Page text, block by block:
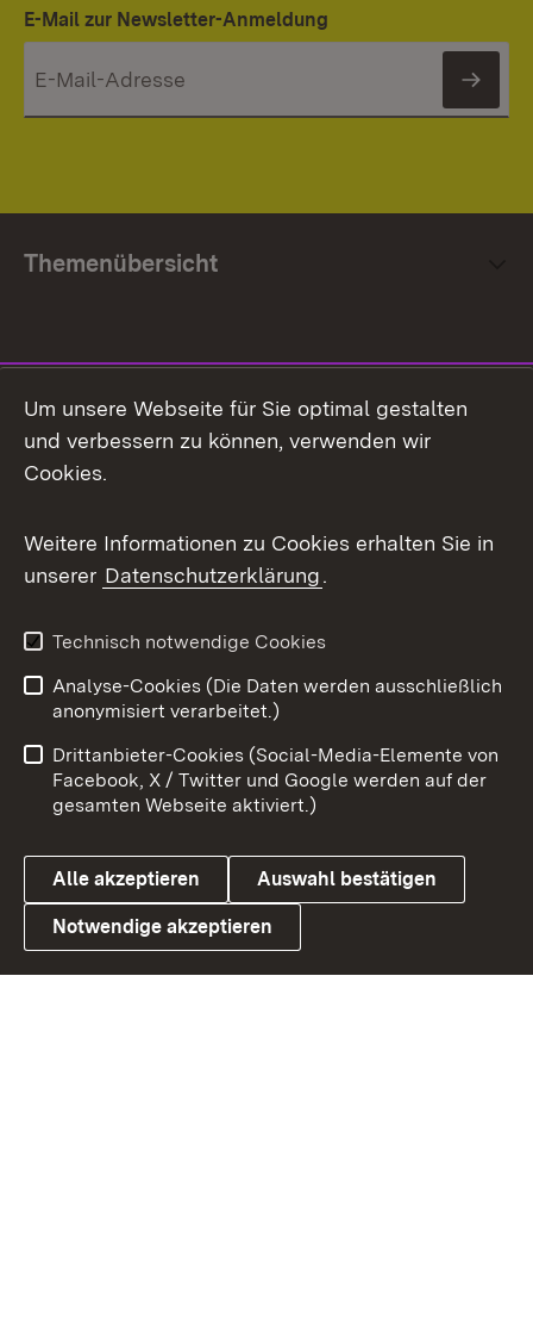
E-Mail zur Newsletter-Anmeldung
Themenübersicht
Facebook
X / Twitter
Youtube
Link zum Landesportal
Impressum
Kontakt
Barrierefreiheit
Datenschutz
Cookies
Um unsere Webseite für Sie optimal gestalten
und verbessern zu können, verwenden wir
Cookies.
Weitere Informationen zu Cookies erhalten Sie in
unserer Datenschutzerklärung.
Technisch notwendige Cookies
Analyse-Cookies (Die Daten werden ausschließlich
anonymisiert verarbeitet.)
Drittanbieter-Cookies (Social-Media-Elemente von
Facebook, X / Twitter und Google werden auf der
gesamten Webseite aktiviert.)
Alle akzeptieren Auswahl bestätigen
Notwendige akzeptieren